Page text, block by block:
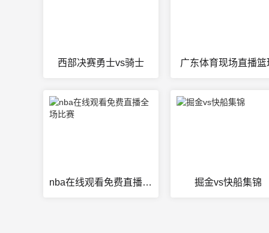
西部决赛勇士vs骑士 广东体育现场直播篮
nba在线观看免费直播全场比赛 掘金vs快船集锦